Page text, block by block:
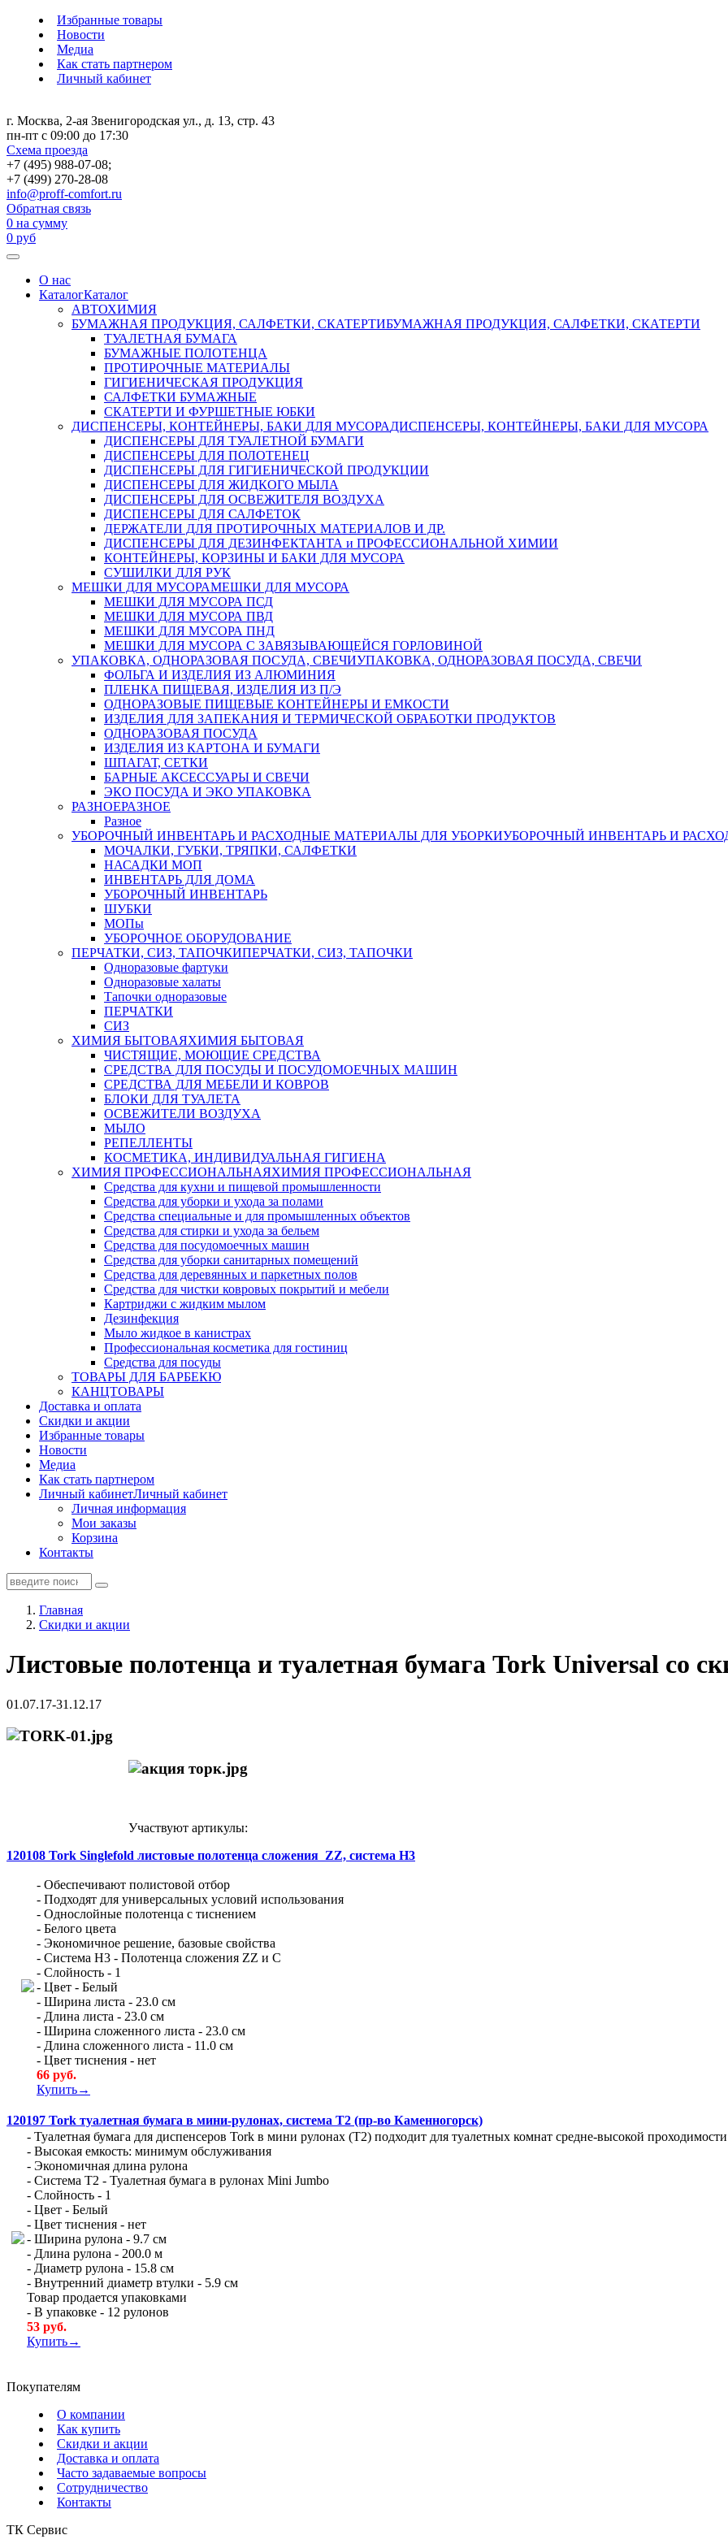
Избранные товары
Новости
Медиа
Как стать партнером
Личный кабинет
г. Москва, 2-ая Звенигородская ул., д. 13, стр. 43
пн-пт с 09:00 до 17:30
Схема проезда
+7 (495) 988-07-08;
+7 (499) 270-28-08
info@proff-comfort.ru
Обратная связь
0 на сумму
0 руб
О нас
КаталогКаталог
АВТОХИМИЯ
БУМАЖНАЯ ПРОДУКЦИЯ, САЛФЕТКИ, СКАТЕРТИБУМАЖНАЯ ПРОДУКЦИЯ, САЛФЕТКИ, СКАТЕРТИ
ТУАЛЕТНАЯ БУМАГА
БУМАЖНЫЕ ПОЛОТЕНЦА
ПРОТИРОЧНЫЕ МАТЕРИАЛЫ
ГИГИЕНИЧЕСКАЯ ПРОДУКЦИЯ
САЛФЕТКИ БУМАЖНЫЕ
СКАТЕРТИ И ФУРШЕТНЫЕ ЮБКИ
ДИСПЕНСЕРЫ, КОНТЕЙНЕРЫ, БАКИ ДЛЯ МУСОРАДИСПЕНСЕРЫ, КОНТЕЙНЕРЫ, БАКИ ДЛЯ МУСОРА
ДИСПЕНСЕРЫ ДЛЯ ТУАЛЕТНОЙ БУМАГИ
ДИСПЕНСЕРЫ ДЛЯ ПОЛОТЕНЕЦ
ДИСПЕНСЕРЫ ДЛЯ ГИГИЕНИЧЕСКОЙ ПРОДУКЦИИ
ДИСПЕНСЕРЫ ДЛЯ ЖИДКОГО МЫЛА
ДИСПЕНСЕРЫ ДЛЯ ОСВЕЖИТЕЛЯ ВОЗДУХА
ДИСПЕНСЕРЫ ДЛЯ САЛФЕТОК
ДЕРЖАТЕЛИ ДЛЯ ПРОТИРОЧНЫХ МАТЕРИАЛОВ И ДР.
ДИСПЕНСЕРЫ ДЛЯ ДЕЗИНФЕКТАНТА и ПРОФЕССИОНАЛЬНОЙ ХИМИИ
КОНТЕЙНЕРЫ, КОРЗИНЫ И БАКИ ДЛЯ МУСОРА
СУШИЛКИ ДЛЯ РУК
МЕШКИ ДЛЯ МУСОРАМЕШКИ ДЛЯ МУСОРА
МЕШКИ ДЛЯ МУСОРА ПСД
МЕШКИ ДЛЯ МУСОРА ПВД
МЕШКИ ДЛЯ МУСОРА ПНД
МЕШКИ ДЛЯ МУСОРА С ЗАВЯЗЫВАЮЩЕЙСЯ ГОРЛОВИНОЙ
УПАКОВКА, ОДНОРАЗОВАЯ ПОСУДА, СВЕЧИУПАКОВКА, ОДНОРАЗОВАЯ ПОСУДА, СВЕЧИ
ФОЛЬГА И ИЗДЕЛИЯ ИЗ АЛЮМИНИЯ
ПЛЕНКА ПИЩЕВАЯ, ИЗДЕЛИЯ ИЗ П/Э
ОДНОРАЗОВЫЕ ПИЩЕВЫЕ КОНТЕЙНЕРЫ И ЕМКОСТИ
ИЗДЕЛИЯ ДЛЯ ЗАПЕКАНИЯ И ТЕРМИЧЕСКОЙ ОБРАБОТКИ ПРОДУКТОВ
ОДНОРАЗОВАЯ ПОСУДА
ИЗДЕЛИЯ ИЗ КАРТОНА И БУМАГИ
ШПАГАТ, СЕТКИ
БАРНЫЕ АКСЕССУАРЫ И СВЕЧИ
ЭКО ПОСУДА И ЭКО УПАКОВКА
РАЗНОЕРАЗНОЕ
Разное
УБОРОЧНЫЙ ИНВЕНТАРЬ И РАСХОДНЫЕ МАТЕРИАЛЫ ДЛЯ УБОРКИУБОРОЧНЫЙ ИНВЕНТАРЬ И
МОЧАЛКИ, ГУБКИ, ТРЯПКИ, САЛФЕТКИ
НАСАДКИ МОП
ИНВЕНТАРЬ ДЛЯ ДОМА
УБОРОЧНЫЙ ИНВЕНТАРЬ
ШУБКИ
МОПы
УБОРОЧНОЕ ОБОРУДОВАНИЕ
ПЕРЧАТКИ, СИЗ, ТАПОЧКИПЕРЧАТКИ, СИЗ, ТАПОЧКИ
Одноразовые фартуки
Одноразовые халаты
Тапочки одноразовые
ПЕРЧАТКИ
СИЗ
ХИМИЯ БЫТОВАЯХИМИЯ БЫТОВАЯ
ЧИСТЯЩИЕ, МОЮЩИЕ СРЕДСТВА
СРЕДСТВА ДЛЯ ПОСУДЫ И ПОСУДОМОЕЧНЫХ МАШИН
СРЕДСТВА ДЛЯ МЕБЕЛИ И КОВРОВ
БЛОКИ ДЛЯ ТУАЛЕТА
ОСВЕЖИТЕЛИ ВОЗДУХА
МЫЛО
РЕПЕЛЛЕНТЫ
КОСМЕТИКА, ИНДИВИДУАЛЬНАЯ ГИГИЕНА
ХИМИЯ ПРОФЕССИОНАЛЬНАЯХИМИЯ ПРОФЕССИОНАЛЬНАЯ
Средства для кухни и пищевой промышленности
Средства для уборки и ухода за полами
Средства специальные и для промышленных объектов
Средства для стирки и ухода за бельем
Средства для посудомоечных машин
Средства для уборки санитарных помещений
Средства для деревянных и паркетных полов
Средства для чистки ковровых покрытий и мебели
Картриджи с жидким мылом
Дезинфекция
Мыло жидкое в канистрах
Профессиональная косметика для гостиниц
Средства для посуды
ТОВАРЫ ДЛЯ БАРБЕКЮ
КАНЦТОВАРЫ
Доставка и оплата
Скидки и акции
Избранные товары
Новости
Медиа
Как стать партнером
Личный кабинетЛичный кабинет
Личная информация
Мои заказы
Корзина
Контакты
Главная
Скидки и акции
Листовые полотенца и туалетная бумага Tork Universal со
01.07.17-31.12.17
Участвуют артикулы:
120108 Tork Singlefold листовые полотенца сложения ZZ, система Н3
- Обеспечивают полистовой отбор
- Подходят для универсальных условий использования
- Однослойные полотенца с тиснением
- Белого цвета
- Экономичное решение, базовые свойства
- Система H3 - Полотенца сложения ZZ и С
- Слойность - 1
- Цвет - Белый
- Ширина листа - 23.0 см
- Длина листа - 23.0 см
- Ширина сложенного листа - 23.0 см
- Длина сложенного листа - 11.0 см
- Цвет тиснения - нет
66 руб.
Купить→
120197 Tork туалетная бумага в мини-рулонах, система Т2 (пр-во Каменногорск)
- Туалетная бумага для диспенсеров Tork в мини рулонах (T2) подходит для туалетных комнат средне-высокой проходимости
- Высокая емкость: минимум обслуживания
- Экономичная длина рулона
- Система Т2 - Туалетная бумага в рулонах Mini Jumbo
- Слойность - 1
- Цвет - Белый
- Цвет тиснения - нет
- Ширина рулона - 9.7 см
- Длина рулона - 200.0 м
- Диаметр рулона - 15.8 см
- Внутренний диаметр втулки - 5.9 см
Товар продается упаковками
- В упаковке - 12 рулонов
53 руб.
Купить→
Покупателям
О компании
Как купить
Скидки и акции
Доставка и оплата
Часто задаваемые вопросы
Сотрудничество
Контакты
ТК Сервис